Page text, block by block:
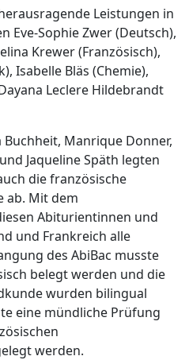
Leistungen in
Eve-Sophie Zwer (Deutsch),
Krewer (Französisch),
Isabelle Bläs (Chemie),
Leclere Hildebrandt
Manrique Donner,
Jaqueline Späth legten
die französische
ab. Mit dem
Abiturientinnen und
und Frankreich alle
des AbiBac musste
belegt werden und die
wurden bilingual
eine mündliche Prüfung
werden.